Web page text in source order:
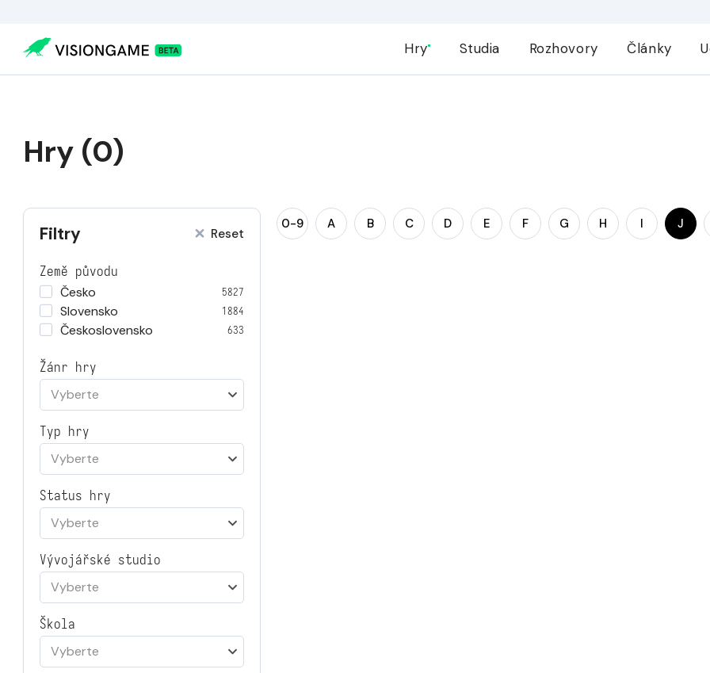
Hry Studia Rozhovory Články
Hry (0)
Filtry Reset
Země původu
Česko
5827
Slovensko 1884
Československo 633
Žánr hry
Vyberte
Typ hry
Vyberte
Status hry
Vyberte
Vývojářské studio
Vyberte
Škola
Vyberte
0-9 A B C D E F G H I J